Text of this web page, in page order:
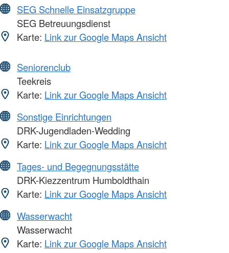
SEG Schnelle Einsatzgruppe
SEG Betreuungsdienst
Karte: Link zur Google Maps Ansicht
Seniorenclub
Teekreis
Karte: Link zur Google Maps Ansicht
Sonstige Einrichtungen
DRK-Jugendladen-Wedding
Karte: Link zur Google Maps Ansicht
Tages- und Begegnungsstätte
DRK-Kiezzentrum Humboldthain
Karte: Link zur Google Maps Ansicht
Wasserwacht
Wasserwacht
Karte: Link zur Google Maps Ansicht